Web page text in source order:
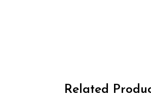
Related